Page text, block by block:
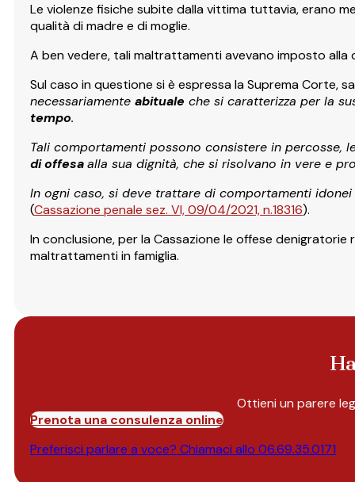
Le violenze fisiche subite dalla vittima tuttavia, erano
qualità di madre e di moglie.
A ben vedere, tali maltrattamenti avevano imposto alla
Sul caso in questione si è espressa la Suprema Corte,
necessariamente abituale che si caratterizza per la
tempo.
Tali comportamenti possono consistere in percosse,
di offesaalla sua dignità, che si risolvano in vere e
In ogni caso, si deve trattare di comportamenti
(Cassazione penale sez. VI, 09/04/2021, n.18316).
In conclusione, per la Cassazione le offese
maltrattamenti in famiglia.
Ottieni un parere
Prenota una consulenza online
Preferisci parlare a voce? Chiamaci allo 06.69.35.0171